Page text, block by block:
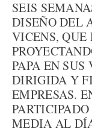
SEIS
DISEÑO DEL
VICENS, QUE
PAPA EN
DIRIGIDA Y
EMPRESAS.
MEDIA AL